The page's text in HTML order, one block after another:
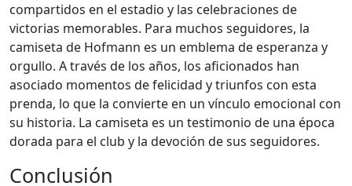
compartidos en el estadio y las celebraciones de
victorias memorables. Para muchos seguidores, la
camiseta de Hofmann es un emblema de esperanza y
orgullo. A través de los años, los aficionados han
asociado momentos de felicidad y triunfos con esta
prenda, lo que la convierte en un vínculo emocional con
su historia. La camiseta es un testimonio de una época
dorada para el club y la devoción de sus seguidores.
Conclusión